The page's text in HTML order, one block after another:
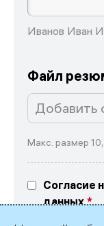
Иванов Иван
Файл
Добавить
Макс. размер
Согласие
данных